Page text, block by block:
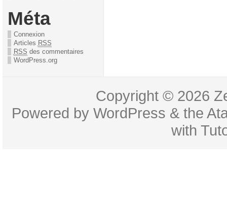
Méta
Connexion
Articles RSS
RSS des commentaires
WordPress.org
Copyright © 2026
Powered byWordPress & the
with